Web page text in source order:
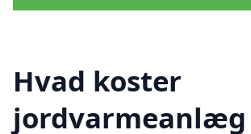
Hvad koster
jordvarmeanlæg